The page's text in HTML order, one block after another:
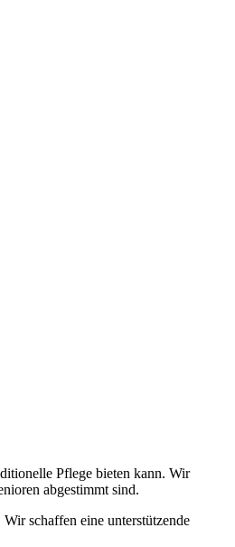
Pflege bieten kann. Wir
abgestimmt sind.
schaffen eine unterstützende